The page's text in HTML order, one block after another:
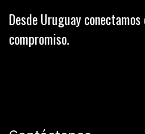
Desde Uruguay
compromiso.